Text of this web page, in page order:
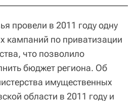
провели в 2011 году одну
кампаний по приватизации
что позволило
бюджет региона. Об
имущественных
области в 2011 году и